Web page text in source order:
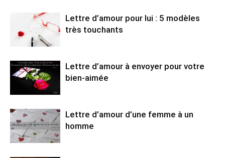
Lettre d’amour pour lui : 5 modèles
très touchants
Lettre d’amour à envoyer pour votre
bien-aimée
Lettre d’amour d’une femme à un
homme